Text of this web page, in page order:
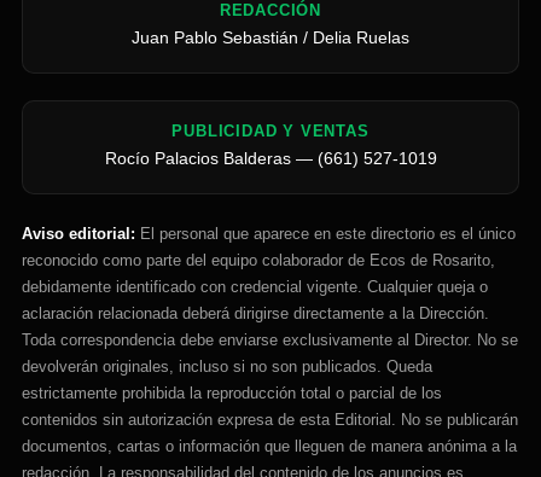
REDACCIÓN
Juan Pablo Sebastián / Delia Ruelas
PUBLICIDAD Y VENTAS
Rocío Palacios Balderas — (661) 527-1019
Aviso editorial: El personal que aparece en este directorio es el único
reconocido como parte del equipo colaborador de Ecos de Rosarito,
debidamente identificado con credencial vigente. Cualquier queja o
aclaración relacionada deberá dirigirse directamente a la Dirección.
Toda correspondencia debe enviarse exclusivamente al Director. No se
devolverán originales, incluso si no son publicados. Queda
estrictamente prohibida la reproducción total o parcial de los
contenidos sin autorización expresa de esta Editorial. No se publicarán
documentos, cartas o información que lleguen de manera anónima a la